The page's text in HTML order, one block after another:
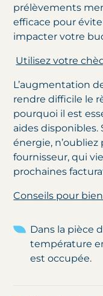
prélèvements
efficace pour
impacter votre
Utilisez votre
L’augmentation
rendre difficile le
pourquoi il est
aides disponibles.
énergie,
fournisseur, qui
prochaines
Conseils pour bien
Dans la pièce
température
est occupée.